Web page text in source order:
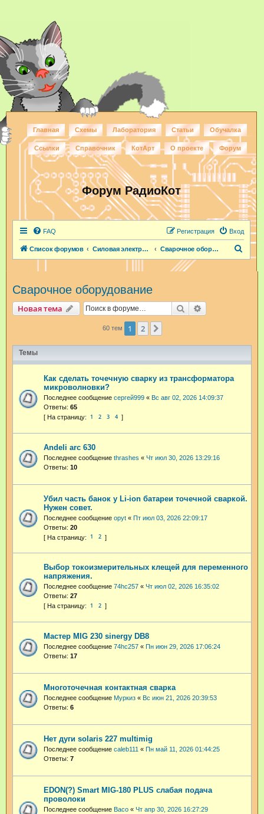
Главная Схемы Лаборатория Статьи Обучалка
Ссылки Справочник КотАрт О проекте Форум
Форум РадиоКот
FAQ Вход
Регистрация
Список форумов Силовая электроника Сварочное оборудование
Сварочное оборудование
Новая тема Поиск
60 тем 1 2
Темы
Как сделать точечную сварку из трансформатора
микроволновки?
Последнее сообщение сергей999 « Вс авг 02, 2026 14:09:37
Ответы: 65
1 2 3 4
Andeli arc 630
Последнее сообщение thrashes « Чт июл 30, 2026 13:29:16
Ответы: 10
Убил часть банок у Li-ion батареи точечной сваркой.
Нужен совет.
Последнее сообщение opyt « Пт июл 03, 2026 22:09:17
Ответы: 20
1 2
Выбор токоизмерительных клещей для переменного
напряжения.
Последнее сообщение 74hc257 « Чт июл 02, 2026 16:35:02
Ответы: 27
1 2
Мастер MIG 230 sinergy DB8
Последнее сообщение 74hc257 « Пн июн 29, 2026 17:06:24
Ответы: 17
Многоточечная контактная сварка
Последнее сообщение Муркиз « Вс июн 21, 2026 20:39:53
Ответы: 6
Нет дуги solaris 227 multimig
Последнее сообщение caleb111 « Пн май 11, 2026 01:44:25
Ответы: 7
EDON(?) Smart MIG-180 PLUS слабая подача
проволоки
Последнее сообщение Васо « Чт апр 30, 2026 16:27:29